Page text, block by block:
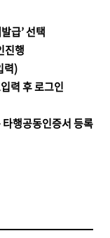
급’ 선택
진행
력)
력 후 로그인
행공동인증서 등록